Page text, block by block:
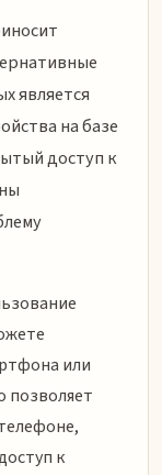
является
на базе
доступ к
или
позволяет
к